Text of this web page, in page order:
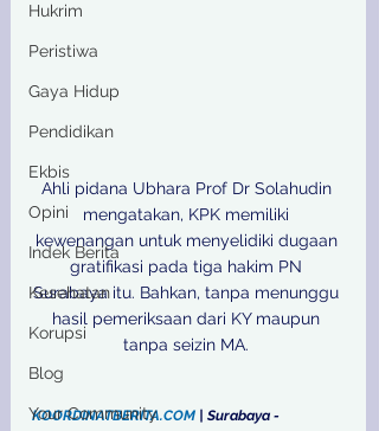
Hukrim
Peristiwa
Gaya Hidup
Pendidikan
Ekbis
Opini
Indek Berita
Kesehatan
Korupsi
Blog
Your Community
Ahli pidana Ubhara Prof Dr Solahudin
mengatakan, KPK memiliki
kewenangan untuk menyelidiki dugaan
gratifikasi pada tiga hakim PN
Surabaya itu. Bahkan, tanpa menunggu
hasil pemeriksaan dari KY maupun
tanpa seizin MA.
KOORDINATBERITA.COM | Surabaya -